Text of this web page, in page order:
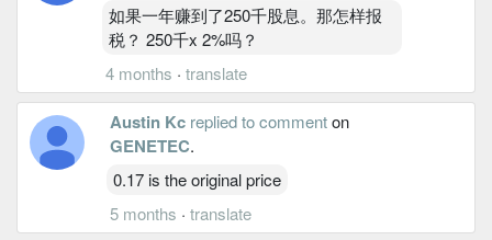
如果一年赚到了250千股息。那怎样报
税？ 250千x 2%吗？
4 months · translate
Austin Kc replied to commenton
GENETEC.
0.17 is the original price
5 months · translate